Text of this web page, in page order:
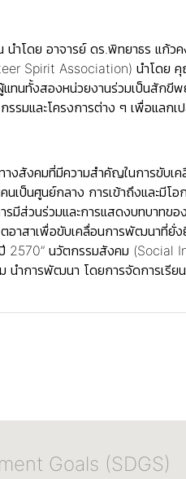
โดย อาจารย์ ดร.พิทยาธร แก้ว
Spirit Association) นำโดย
ทั้งสองหน่วยงานร่วมเป็นสักขีพ
รมและโครงการต่าง ๆ เพื่อแลกเ
างสังคมที่มีความสำคัญในการขั
ป็นศูนย์กลาง การเข้าถึงและมีโ
ส่วนร่วมและการแสดงบทบาทขอ
จิตอาสาเพื่อขับเคลื่อนการพัฒนา
2570” นวัตกรรมสังคม (Social
นำการพัฒนา โดยการจัดการเรียน
Goals (SDGS)